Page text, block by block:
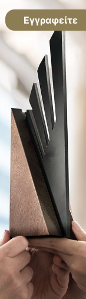
Εγγραφείτε